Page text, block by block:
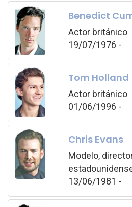
Benedict
Actor británico
19/07/1976 -
Tom Holland
Actor británico
01/06/1996 -
Chris Evans
Modelo,
13/06/1981 -